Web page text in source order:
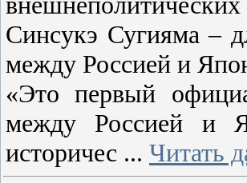
Синсукэ Сугияма –
между Россией и
«Это первый
между Россией и
историчес ... Читать